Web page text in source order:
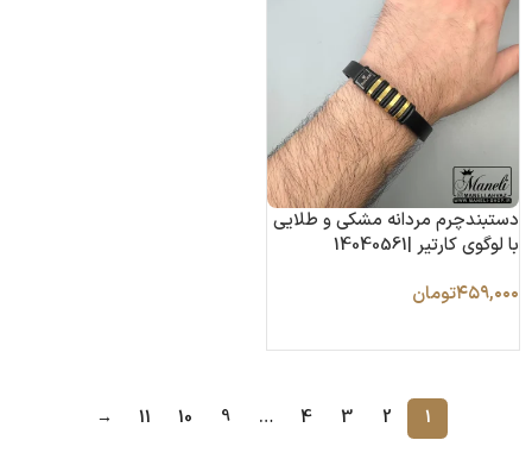
دستبندچرم مردانه مشکی و طلایی
با لوگوی کارتیر |14040561
۴۵۹,۰۰۰تومان
1
2
3
4
…
9
10
11
→